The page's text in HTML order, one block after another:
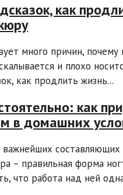
как
много причин, почему
и плохо
как продлить жизнь...
как
в домашних
составляющих
– правильная форма
что работа над ней